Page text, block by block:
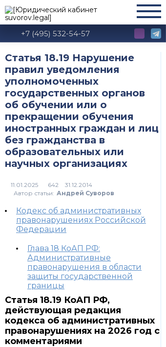
+7 (495) 532-54-57
Статья 18.19 Нарушение
правил уведомления
уполномоченных
государственных органов
об обучении или о
прекращении обучения
иностранных граждан и лиц
без гражданства в
образовательных или
научных организациях
642
Автор статьи: Андрей Суворов
Кодекс об административных
правонарушениях Российской
Федерации
Глава 18 КоАП РФ:
Административные
правонарушения в области
защиты государственной
границы
Статья 18.19 КоАП РФ,
действующая редакция
кодекса об административных
правонарушениях на 2026 год с
комментариями